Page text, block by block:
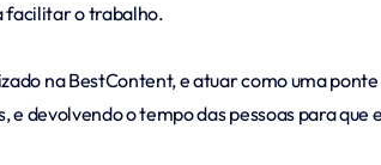
facilitar o trabalho.
na BestContent, e atuar como uma
devolvendo o tempo das pessoas para que